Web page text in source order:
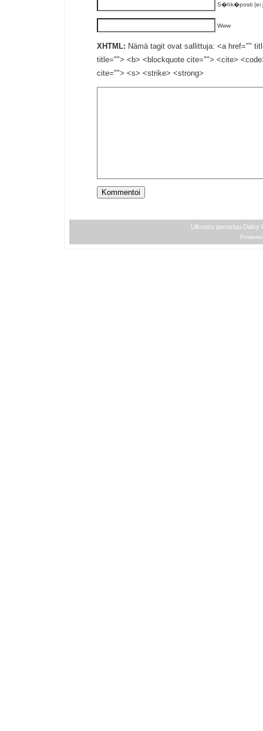
S�hk�posti (ei
Www
XHTML: Nämä tagit ovat sallittuja: <a href=""
title=""> <b> <blockquote cite=""> <cite>
cite=""> <s> <strike> <strong>
Ulkoasu perustuu